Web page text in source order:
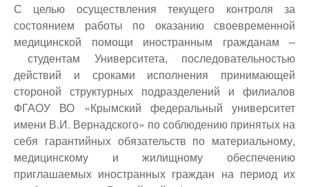
С целью осуществления текущего контроля за
состоянием работы по оказанию своевременной
медицинской помощи иностранным гражданам –
студентам Университета, последовательностью
действий и сроками исполнения принимающей
стороной структурных подразделений и филиалов
ФГАОУ ВО «Крымский федеральный университет
имени В.И. Вернадского» по соблюдению принятых на
себя гарантийных обязательств по материальному,
медицинскому и жилищному обеспечению
приглашаемых иностранных граждан на период их